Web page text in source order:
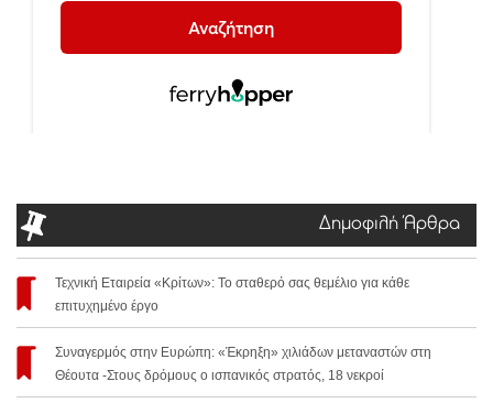
Δημοφιλή Άρθρα
Τεχνική Εταιρεία «Κρίτων»: Το σταθερό σας θεμέλιο για κάθε
επιτυχημένο έργο
Συναγερμός στην Ευρώπη: «Έκρηξη» χιλιάδων μεταναστών στη
Θέουτα -Στους δρόμους ο ισπανικός στρατός, 18 νεκροί